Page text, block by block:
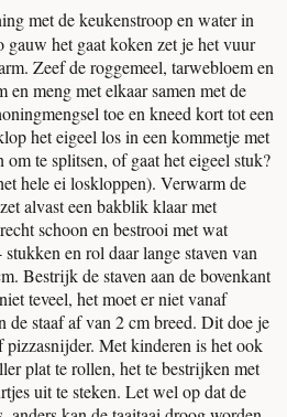
met de keukenstroop en water in
gauw het gaat koken zet je het vuur
Zeef de roggemeel, tarwebloem en
meng met elkaar samen met de
toe en kneed kort tot een
het eigeel los in een kommetje met
om te splitsen, of gaat het eigeel stuk?
hele ei loskloppen). Verwarm de
alvast een bakblik klaar met
schoon en bestrooi met wat
en rol daar lange staven van
Bestrijk de staven aan de bovenkant
teveel, het moet er niet vanaf
de staaf af van 2 cm breed. Dit doe je
pizzasnijder. Met kinderen is het ook
plat te rollen, het te bestrijken met
uit te steken. Let wel op dat de